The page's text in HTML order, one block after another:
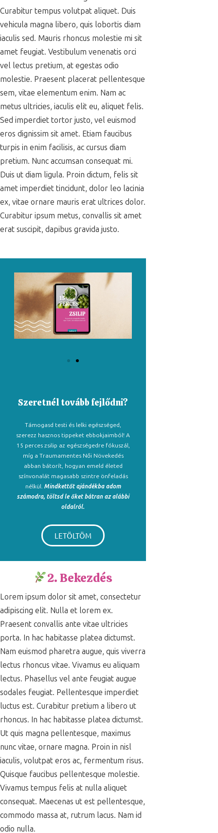
Curabitur tempus volutpat aliquet. Duis
vehicula magna libero, quis lobortis diam
iaculis sed. Mauris rhoncus molestie mi sit
amet feugiat. Vestibulum venenatis orci
vel lectus pretium, at egestas odio
molestie. Praesent placerat pellentesque
sem, vitae elementum enim. Nam ac
metus ultricies, iaculis elit eu, aliquet felis.
Sed imperdiet tortor justo, vel euismod
eros dignissim sit amet. Etiam faucibus
turpis in enim facilisis, ac cursus diam
pretium. Nunc accumsan consequat mi.
Duis ut diam ligula. Proin dictum, felis sit
amet imperdiet tincidunt, dolor leo lacinia
ex, vitae ornare mauris erat ultrices dolor.
Curabitur ipsum metus, convallis sit amet
erat suscipit, dapibus gravida justo.
Szeretnél tovább fejlődni?
Támogasd testi és lelki egészséged,
szerezz hasznos tippeket ebbokjaimból! A
15 perces zsilip az egészségedre fókuszál,
míg a Traumamentes Női Növekedés
abban bátorít, hogyan emeld életed
színvonalát magasabb szintre önfeladás
nélkül. Mindkettőt ajándékba adom
számodra, töltsd le őket bátran az alábbi
oldalról.
LETÖLTÖM
2. Bekezdés
Lorem ipsum dolor sit amet, consectetur
adipiscing elit. Nulla et lorem ex.
Praesent convallis ante vitae ultricies
porta. In hac habitasse platea dictumst.
Nam euismod pharetra augue, quis viverra
lectus rhoncus vitae. Vivamus eu aliquam
lectus. Phasellus vel ante feugiat augue
sodales feugiat. Pellentesque imperdiet
luctus est. Curabitur pretium a libero ut
rhoncus. In hac habitasse platea dictumst.
Ut quis magna pellentesque, maximus
nunc vitae, ornare magna. Proin in nisl
iaculis, volutpat eros ac, fermentum risus.
Quisque faucibus pellentesque molestie.
Vivamus tempus felis at nulla aliquet
consequat. Maecenas ut est pellentesque,
commodo massa at, rutrum lacus. Nam id
odio nulla.